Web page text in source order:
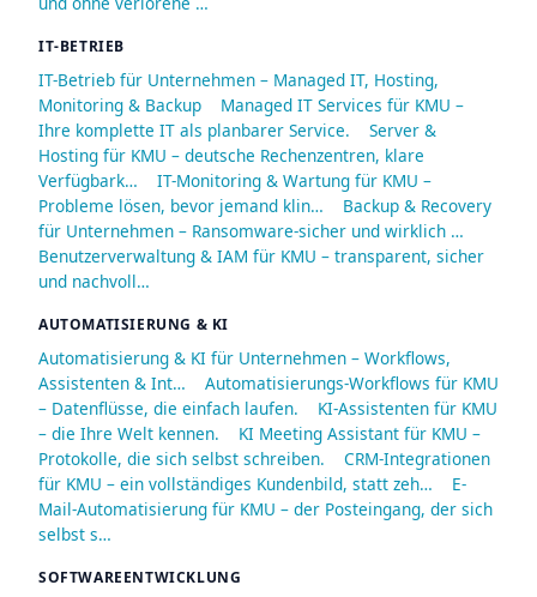
IT-BETRIEB
IT-Betrieb für Unternehmen – Managed IT, Hosting,
Monitoring & Backup
Managed IT Services für KMU –
Ihre komplette IT als planbarer Service.
Server &
Hosting für KMU – deutsche Rechenzentren, klare
Verfügbark…
IT-Monitoring & Wartung für KMU –
Probleme lösen, bevor jemand klin…
Backup & Recovery
für Unternehmen – Ransomware-sicher und wirklich …
Benutzerverwaltung & IAM für KMU – transparent, sicher
und nachvoll…
AUTOMATISIERUNG & KI
Automatisierung & KI für Unternehmen – Workflows,
Assistenten & Int…
Automatisierungs-Workflows für KMU
– Datenflüsse, die einfach laufen.
KI-Assistenten für KMU
– die Ihre Welt kennen.
KI Meeting Assistant für KMU –
Protokolle, die sich selbst schreiben.
CRM-Integrationen
für KMU – ein vollständiges Kundenbild, statt zeh…
E-
Mail-Automatisierung für KMU – der Posteingang, der sich
selbst s…
SOFTWAREENTWICKLUNG